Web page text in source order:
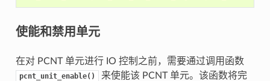
使能和禁用单元
在对 PCNT 单元进行 IO 控制之前，需要通过调用函数
pcnt_unit_enable()
来使能该 PCNT 单元。该函数将完